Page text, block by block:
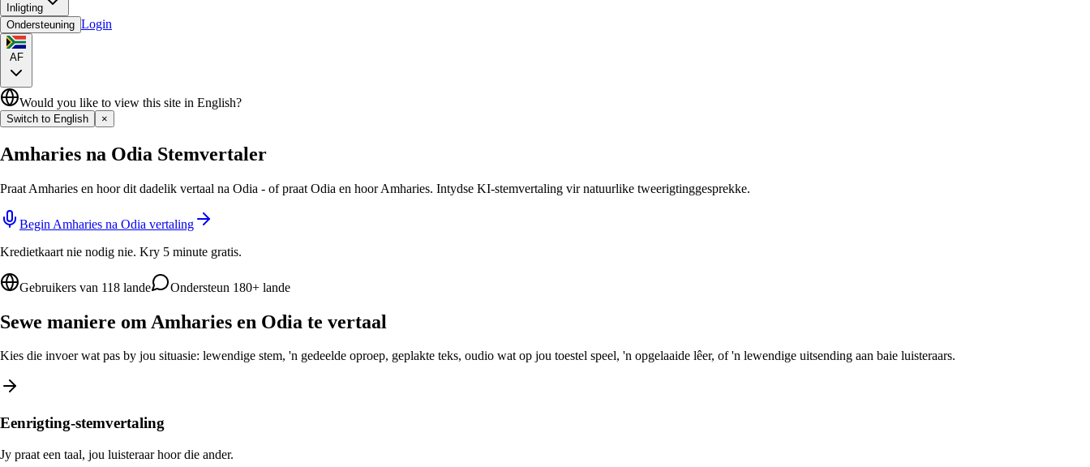
Inligting
Ondersteuning Login
AF
Would you like to view this site in English?
Switch to English ×
Amharies na Odia Stemvertaler
Praat Amharies en hoor dit dadelik vertaal na Odia - of praat Odia en hoor Amharies. Intydse KI-stemvertaling vir natuurlike tweerigtinggesprekke.
Begin Amharies na Odia vertaling
Kredietkaart nie nodig nie. Kry 5 minute gratis.
Gebruikers van 118 lande Ondersteun 180+ lande
Sewe maniere om Amharies en Odia te vertaal
Kies die invoer wat pas by jou situasie: lewendige stem, 'n gedeelde oproep, geplakte teks, oudio wat op jou toestel speel, 'n opgelaaide lêer, of 'n lewendige uitsending aan baie luisteraars.
Eenrigting-stemvertaling
Jy praat een taal, jou luisteraar hoor die ander.